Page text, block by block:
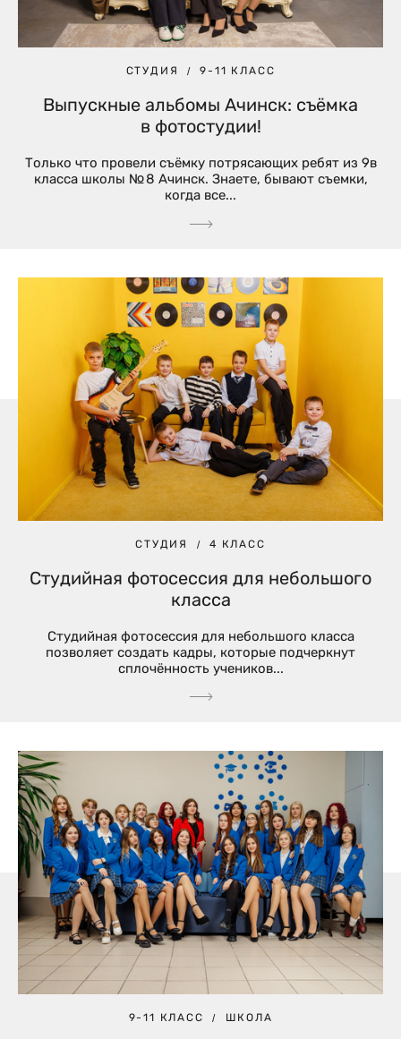
СТУДИЯ 9-11 КЛАСС
Выпускные альбомы Ачинск: съёмка
в фотостудии!
Только что провели съёмку потрясающих ребят из 9в
класса школы № 8 Ачинск. Знаете, бывают съемки,
когда все...
СТУДИЯ 4 КЛАСС
Студийная фотосессия для небольшого
класса
Студийная фотосессия для небольшого класса
позволяет создать кадры, которые подчеркнут
сплочённость учеников...
9-11 КЛАСС ШКОЛА